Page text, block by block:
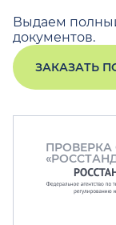
Выдаем
документов.
ЗАКАЗАТЬ
ПРОВЕРКА